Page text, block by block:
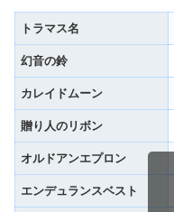
トラマス名
幻音の鈴
カレイドムーン
贈り人のリボン
オルドアンエプロン
エンデュランスベスト